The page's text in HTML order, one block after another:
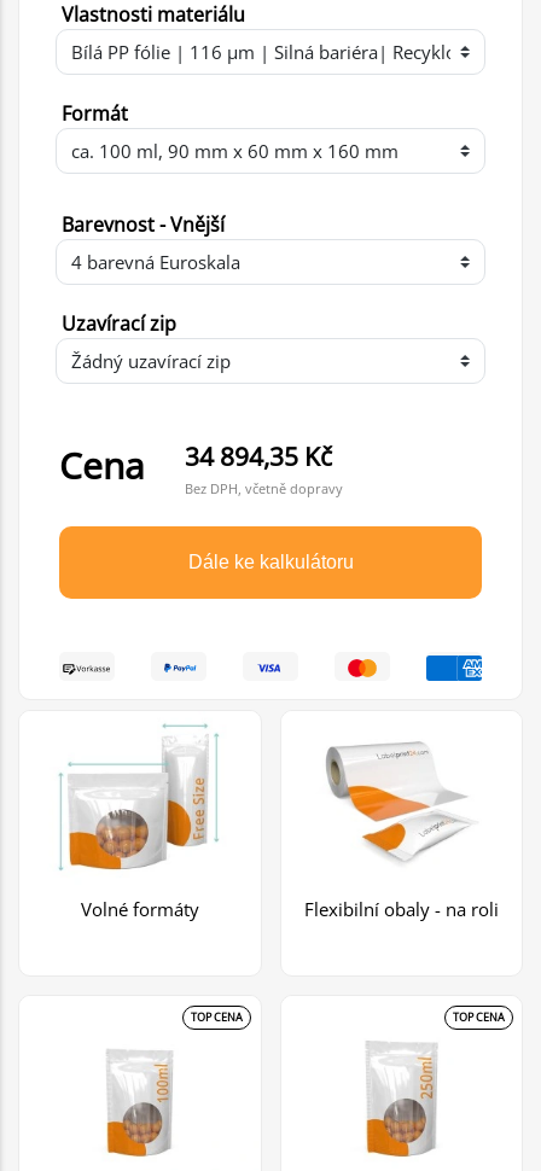
Vlastnosti materiálu
Formát
Barevnost - Vnější
Uzavírací zip
Cena 34 894,35 Kč
Bez DPH, včetně dopravy
Dále ke kalkulátoru
Volné formáty Flexibilní obaly - na roli
TOP CENA TOP CENA